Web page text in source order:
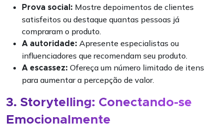
Prova social: Mostre depoimentos de clientes
satisfeitos ou destaque quantas pessoas já
compraram o produto.
A autoridade: Apresente especialistas ou
influenciadores que recomendam seu produto.
A escassez: Ofereça um número limitado de itens
para aumentar a percepção de valor.
3. Storytelling: Conectando-se
Emocionalmente